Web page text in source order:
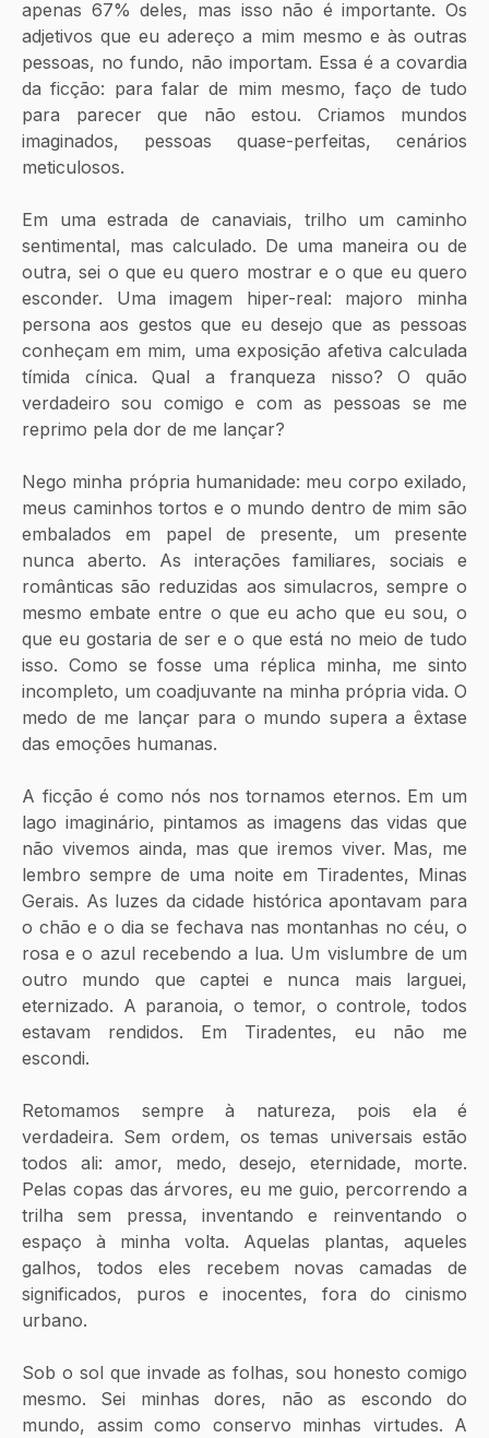
apenas 67% deles, mas isso não é importante. Os
adjetivos que eu adereço a mim mesmo e às outras
pessoas, no fundo, não importam. Essa é a covardia
da ficção: para falar de mim mesmo, faço de tudo
para parecer que não estou. Criamos mundos
imaginados, pessoas quase-perfeitas, cenários
meticulosos.
Em uma estrada de canaviais, trilho um caminho
sentimental, mas calculado. De uma maneira ou de
outra, sei o que eu quero mostrar e o que eu quero
esconder. Uma imagem hiper-real: majoro minha
persona aos gestos que eu desejo que as pessoas
conheçam em mim, uma exposição afetiva calculada
tímida cínica. Qual a franqueza nisso? O quão
verdadeiro sou comigo e com as pessoas se me
reprimo pela dor de me lançar?
Nego minha própria humanidade: meu corpo exilado,
meus caminhos tortos e o mundo dentro de mim são
embalados em papel de presente, um presente
nunca aberto. As interações familiares, sociais e
românticas são reduzidas aos simulacros, sempre o
mesmo embate entre o que eu acho que eu sou, o
que eu gostaria de ser e o que está no meio de tudo
isso. Como se fosse uma réplica minha, me sinto
incompleto, um coadjuvante na minha própria vida. O
medo de me lançar para o mundo supera a êxtase
das emoções humanas.
A ficção é como nós nos tornamos eternos. Em um
lago imaginário, pintamos as imagens das vidas que
não vivemos ainda, mas que iremos viver. Mas, me
lembro sempre de uma noite em Tiradentes, Minas
Gerais. As luzes da cidade histórica apontavam para
o chão e o dia se fechava nas montanhas no céu, o
rosa e o azul recebendo a lua. Um vislumbre de um
outro mundo que captei e nunca mais larguei,
eternizado. A paranoia, o temor, o controle, todos
estavam rendidos. Em Tiradentes, eu não me
escondi.
Retomamos sempre à natureza, pois ela é
verdadeira. Sem ordem, os temas universais estão
todos ali: amor, medo, desejo, eternidade, morte.
Pelas copas das árvores, eu me guio, percorrendo a
trilha sem pressa, inventando e reinventando o
espaço à minha volta. Aquelas plantas, aqueles
galhos, todos eles recebem novas camadas de
significados, puros e inocentes, fora do cinismo
urbano.
Sob o sol que invade as folhas, sou honesto comigo
mesmo. Sei minhas dores, não as escondo do
mundo, assim como conservo minhas virtudes. A